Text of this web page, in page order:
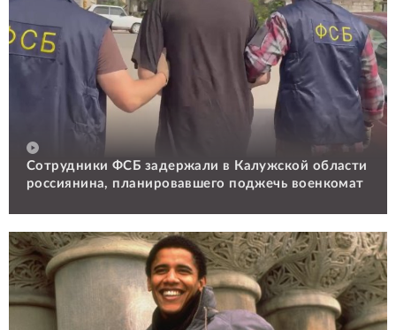
Сотрудники ФСБ задержали в Калужской области
россиянина, планировавшего поджечь военкомат